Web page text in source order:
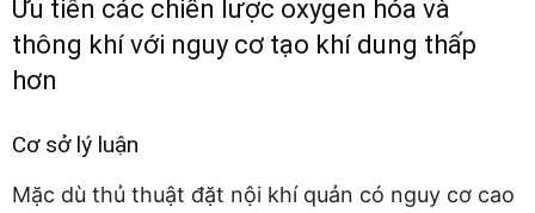
Ưu tiên các chiến lược oxygen hóa và
thông khí với nguy cơ tạo khí dung thấp
hơn
Cơ sở lý luận
Mặc dù thủ thuật đặt nội khí quản có nguy cơ cao